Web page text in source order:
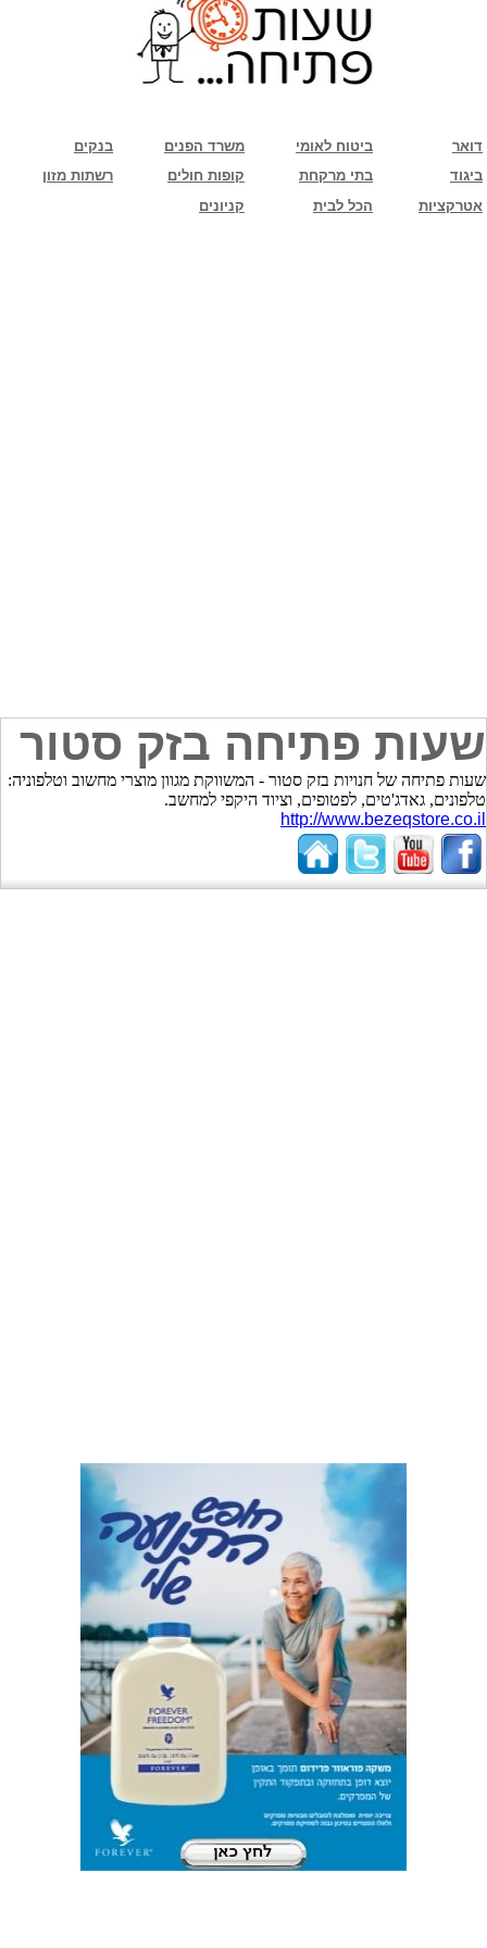
בנקים משרד הפנים ביטוח לאומי
דואר
רשתות מזון
קופות חולים בתי מרקחת
ביגוד
קניונים
הכל לבית אטרקציות
שעות פתיחה בזק סטור
שעות פתיחה של חנויות בזק סטור - המשווקת מגוון מוצרי מחשוב וטלפוניה:
טלפונים, גאדג'טים, לפטופים, וציוד היקפי למחשב.
http://www.bezeqstore.co.il